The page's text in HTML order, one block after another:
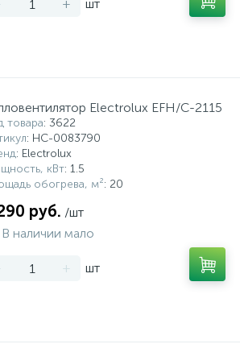
+ шт
Electrolux EFH/C-2115
товара: 3622
: НС-0083790
: Electrolux
кВт: 1.5
обогрева, м²: 20
руб. /шт
В наличии мало
+ шт